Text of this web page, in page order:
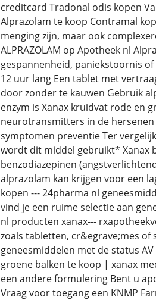
creditcard Tradonal odis kopen
Alprazolam te koop Contramal
menging zijn, maar ook
ALPRAZOLAM op Apotheek nl
gespannenheid, paniekstoornis
12 uur lang Een tablet met
door zonder te kauwen Gebruik
enzym is Xanax kruidvat rode en
neurotransmitters in de hersenen
symptomen preventie Ter
wordt dit middel gebruikt* Xanax
benzodiazepinen
alprazolam kan krijgen voor een
kopen --- 24pharma nl
vind je een ruime selectie aan
nl producten xanax---
zoals tabletten, cr&egrave;mes
geneesmiddelen met de status
groene balken te koop | xanax
een andere formulering Bent u
Vraag voor toegang een KNMP